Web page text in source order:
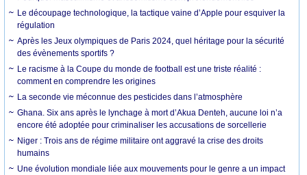
Le découpage technologique, la tactique vaine d’Apple pour esquiver la
régulation
Après les Jeux olympiques de Paris 2024, quel héritage pour la sécurité
des évènements sportifs ?
Le racisme à la Coupe du monde de football est une triste réalité :
comment en comprendre les origines
La seconde vie méconnue des pesticides dans l’atmosphère
Ghana. Six ans après le lynchage à mort d’Akua Denteh, aucune loi n’a
encore été adoptée pour criminaliser les accusations de sorcellerie
Niger : Trois ans de régime militaire ont aggravé la crise des droits
humains
Une évolution mondiale liée aux mouvements pour le genre a un impact